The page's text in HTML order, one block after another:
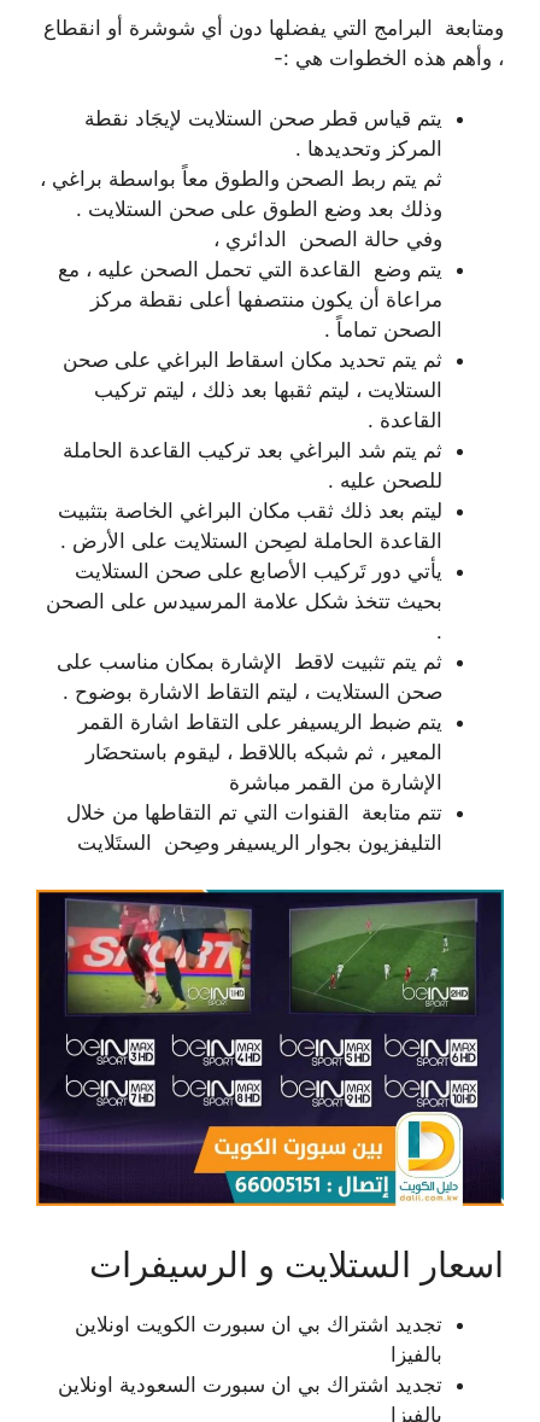
ومتابعة البرامج التي يفضلها دون أي شوشرة أو انقطاع
، وأهم هذه الخطوات هي :-
يتم قياس قطر صحن الستلايت لإيجَاد نقطة
المركز وتحديدها .
ثم يتم ربط الصحن والطوق معاً بواسطة براغي ،
وذلك بعد وضع الطوق على صحن الستلايت .
وفي حالة الصحن الدائري ،
يتم وضع القاعدة التي تحمل الصحن عليه ، مع
مراعاة أن يكون منتصفها أعلى نقطة مركز
الصحن تماماً .
ثم يتم تحديد مكان اسقاط البراغي على صحن
الستلايت ، ليتم ثقبها بعد ذلك ، ليتم تركيب
القاعدة .
ثم يتم شد البراغي بعد تركيب القاعدة الحاملة
للصحن عليه .
ليتم بعد ذلك ثقب مكان البراغي الخاصة بتثبيت
القاعدة الحاملة لصِحن الستلايت على الأرض .
يأتي دور تَركيب الأصابع على صحن الستلايت
بحيث تتخذ شكل علامة المرسيدس على الصحن
.
ثم يتم تثبيت لاقط الإشارة بمكان مناسب على
صحن الستلايت ، ليتم التقاط الاشارة بوضوح .
يتم ضبط الريسيفر على التقاط اشارة القمر
المعير ، ثم شبكه باللاقط ، ليقوم باستحضَار
الإشارة من القمر مباشرة
تتم متابعة القنوات التي تم التقاطها من خلال
التليفزيون بجوار الريسيفر وصِحن الستَلايت
اسعار الستلايت و الرسيفرات
تجديد اشتراك بي ان سبورت الكويت اونلاين
بالفيزا
تجديد اشتراك بي ان سبورت السعودية اونلاين
بالفيزا